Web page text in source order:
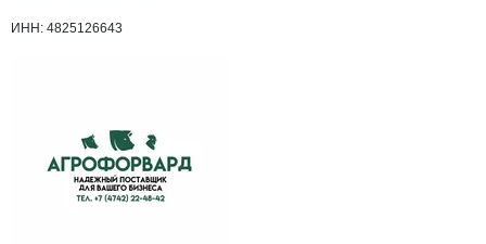
ИНН: 4825126643